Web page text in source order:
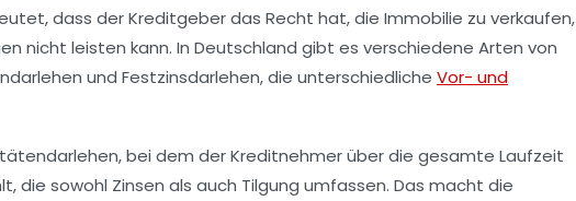
dass der Kreditgeber das Recht hat, die Immobilie zu verkaufen,
nicht leisten kann. In Deutschland gibt es verschiedene Arten von
und Festzinsdarlehen, die unterschiedliche Vor- und
bei dem der Kreditnehmer über die gesamte Laufzeit
die sowohl Zinsen als auch Tilgung umfassen. Das macht die